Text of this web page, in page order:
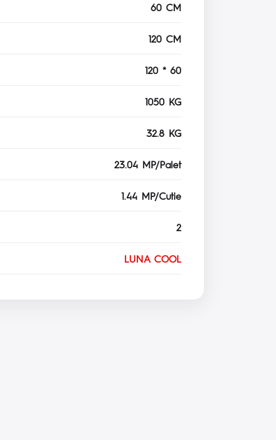
60 CM
120 CM
120 * 60
1050 KG
32.8 KG
23.04 MP/Palet
1.44 MP/Cutie
2
LUNA COOL